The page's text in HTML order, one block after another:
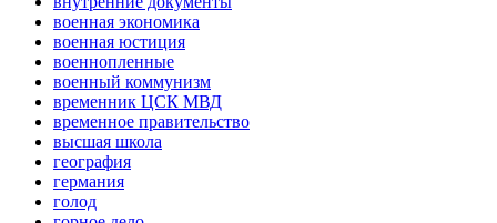
военная экономика
военная юстиция
военнопленные
военный коммунизм
временник ЦСК МВД
временное правительство
высшая школа
география
германия
голод